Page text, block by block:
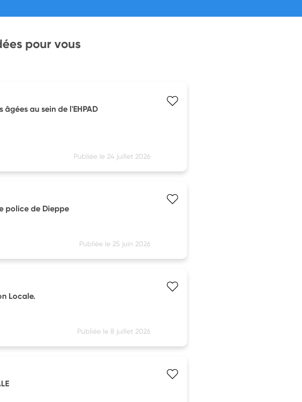
pour vous
au sein de l'EHPAD
Publiée le 24 juillet 2026
police de Dieppe
Publiée le 25 juin 2026
Locale.
Publiée le 8 juillet 2026